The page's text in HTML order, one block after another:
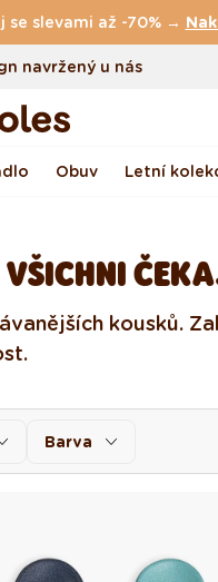
se slevami až -70% →
do 100 dnů
navržený u nás
do <48 hod
Obuv Letní
VŠICHNI
kousků.
Barva